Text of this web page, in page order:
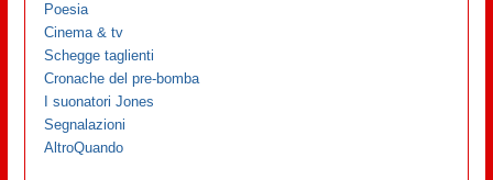
Poesia
Cinema & tv
Schegge taglienti
Cronache del pre-bomba
I suonatori Jones
Segnalazioni
AltroQuando